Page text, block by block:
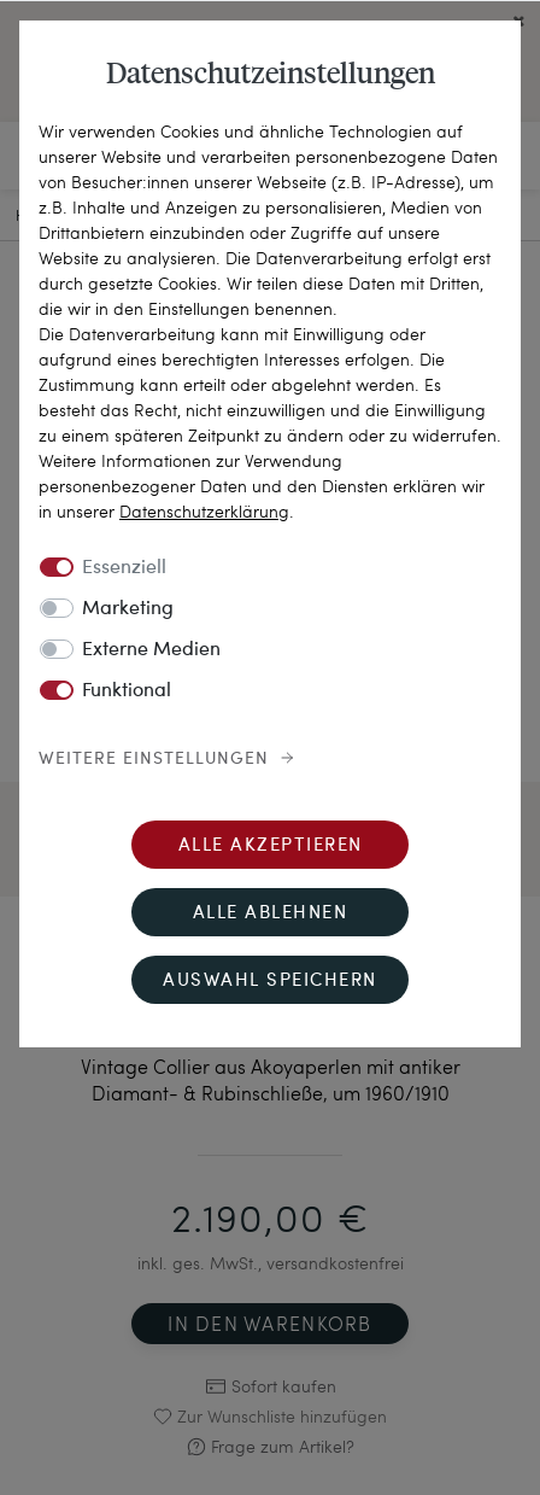
OPEN ENGLISH WEBSITE
HOME SCHMUCKSTÜCKE KETTEN & COLLIERS 22-2829
Schätze der See und der
Erde
Vintage Collier aus Akoyaperlen mit antiker
Diamant- & Rubinschließe, um 1960/1910
2.190,00 €
inkl. ges. MwSt., versandkostenfrei
IN DEN WARENKORB
Sofort kaufen
Zur Wunschliste hinzufügen
Frage zum Artikel?
Datenschutzeinstellungen
Wir verwenden Cookies und ähnliche Technologien auf
unserer Website und verarbeiten personenbezogene Daten
von Besucher:innen unserer Webseite (z.B. IP-Adresse), um
z.B. Inhalte und Anzeigen zu personalisieren, Medien von
Drittanbietern einzubinden oder Zugriffe auf unsere
Website zu analysieren. Die Datenverarbeitung erfolgt erst
durch gesetzte Cookies. Wir teilen diese Daten mit Dritten,
die wir in den Einstellungen benennen.
Die Datenverarbeitung kann mit Einwilligung oder
aufgrund eines berechtigten Interesses erfolgen. Die
Zustimmung kann erteilt oder abgelehnt werden. Es
besteht das Recht, nicht einzuwilligen und die Einwilligung
zu einem späteren Zeitpunkt zu ändern oder zu widerrufen.
Weitere Informationen zur Verwendung
personenbezogener Daten und den Diensten erklären wir
in unserer Daten­schutz­erklärung.
Essenziell
Marketing
Externe Medien
Funktional
WEITERE EINSTELLUNGEN
ALLE AKZEPTIEREN
ALLE ABLEHNEN
AUSWAHL SPEICHERN